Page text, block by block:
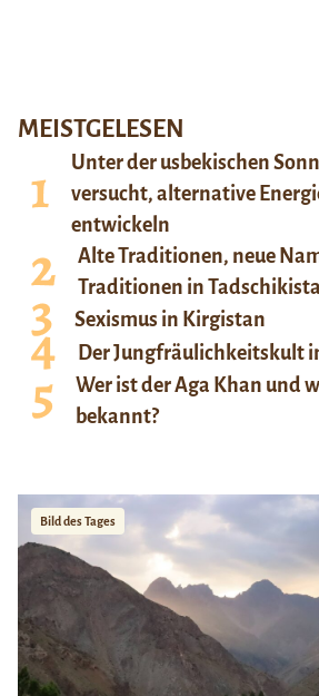
MEISTGELESEN
Unter der usbekischen
versucht, alternative
entwickeln
Alte Traditionen, neue
Traditionen in
Sexismus in Kirgistan
Der Jungfräulichkeitskult
Wer ist der Aga Khan und
bekannt?
Bild des Tages